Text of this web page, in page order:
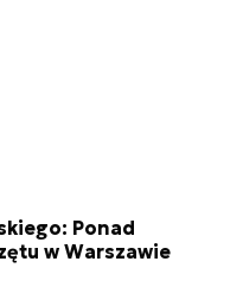
Ponad
w Warszawie